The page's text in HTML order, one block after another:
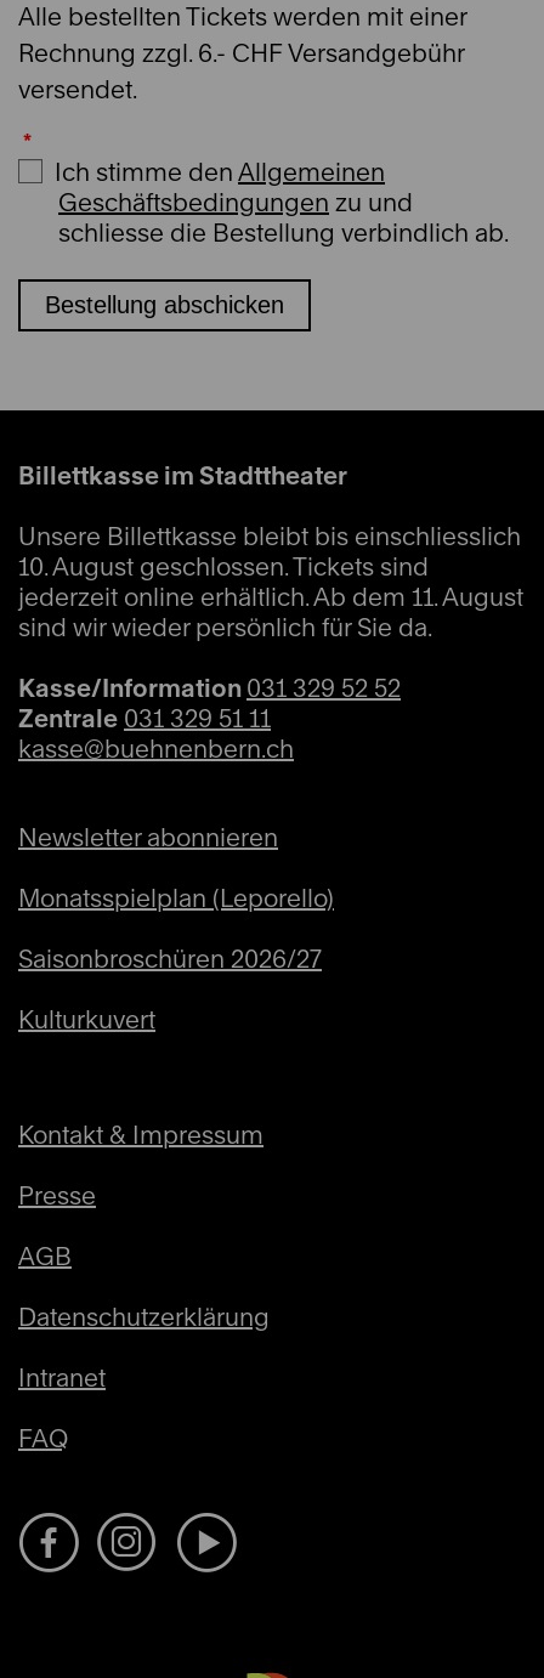
Alle bestellten Tickets werden mit einer
Rechnung zzgl. 6.- CHF Versandgebühr
versendet.
Ich stimme den Allgemeinen
Geschäftsbedingungen zu und
schliesse die Bestellung verbindlich ab.
Bestellung abschicken
Billettkasse im Stadttheater
Unsere Billettkasse bleibt bis einschliesslich
10. August geschlossen. Tickets sind
jederzeit online erhältlich. Ab dem 11. August
sind wir wieder persönlich für Sie da.
Kasse/Information 031 329 52 52
Zentrale 031 329 51 11
kasse@buehnenbern.ch
Newsletter abonnieren
Monatsspielplan (Leporello)
Saisonbroschüren 2026/27
Kulturkuvert
Kontakt & Impressum
Presse
AGB
Datenschutzerklärung
Intranet
FAQ